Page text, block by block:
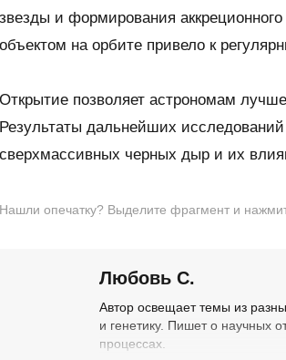
звезды и формирования
объектом на орбите привело к
Открытие позволяет астрономам
Результаты дальнейших
сверхмассивных черных дыр и их
Нашли опечатку? Выделите фрагмент и
Любовь С.
Автор освещает темы из
и генетику. Пишет о научных
процессах.